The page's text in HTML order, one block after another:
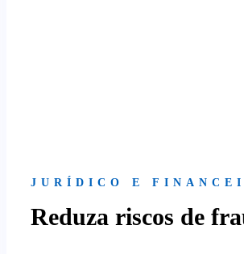
JURÍDICO E
Reduza riscos de